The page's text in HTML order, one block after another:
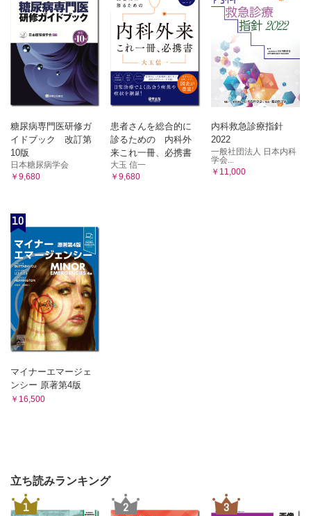
糖尿病専門医研修ガ
イドブック 改訂第
10版
日本糖尿病学会
￥9,680
患者さんを総合的に
診るための 内科外
来これ一冊、必携書
大玉 信一
￥9,680
内科救急診療指針
2022
一般社団法人 日本内科
学会...
￥11,000
10
マイナーエマージェ
ンシー 原著第4版
￥16,500
立ち読みランキング
1 2 3